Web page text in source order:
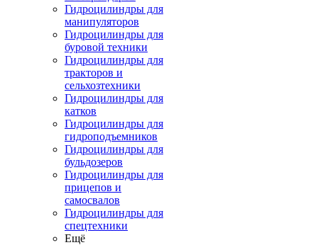
Гидроцилиндры для
манипуляторов
Гидроцилиндры для
буровой техники
Гидроцилиндры для
тракторов и
сельхозтехники
Гидроцилиндры для
катков
Гидроцилиндры для
гидроподъемников
Гидроцилиндры для
бульдозеров
Гидроцилиндры для
прицепов и
самосвалов
Гидроцилиндры для
спецтехники
Ещё